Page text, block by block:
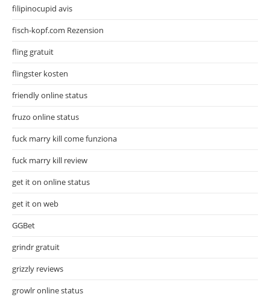
filipinocupid avis
fisch-kopf.com Rezension
fling gratuit
flingster kosten
friendly online status
fruzo online status
fuck marry kill come funziona
fuck marry kill review
get it on online status
get it on web
GGBet
grindr gratuit
grizzly reviews
growlr online status